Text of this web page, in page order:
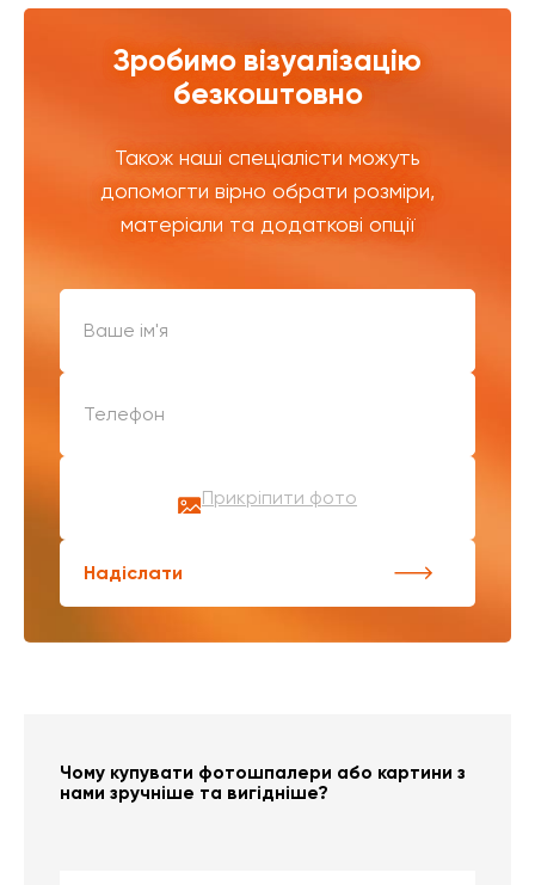
Зробимо візуалізацію
безкоштовно
Також наші спеціалісти можуть
допомогти вірно обрати розміри,
матеріали та додаткові опції
Прикріпити фото
Надіслати
Чому купувати фотошпалери або картини з
нами зручніше та вигідніше?